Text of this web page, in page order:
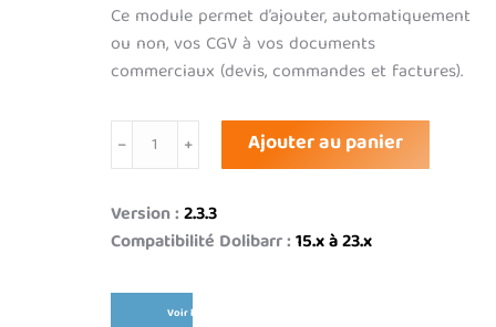
Ce module permet d’ajouter, automatiquement
ou non, vos CGV à vos documents
commerciaux (devis, commandes et factures).
quantité
Générales
de
(CGV)
Ajouter au panier
Version :2.3.3
Compatibilité Dolibarr :15.x à 23.x
Voir la